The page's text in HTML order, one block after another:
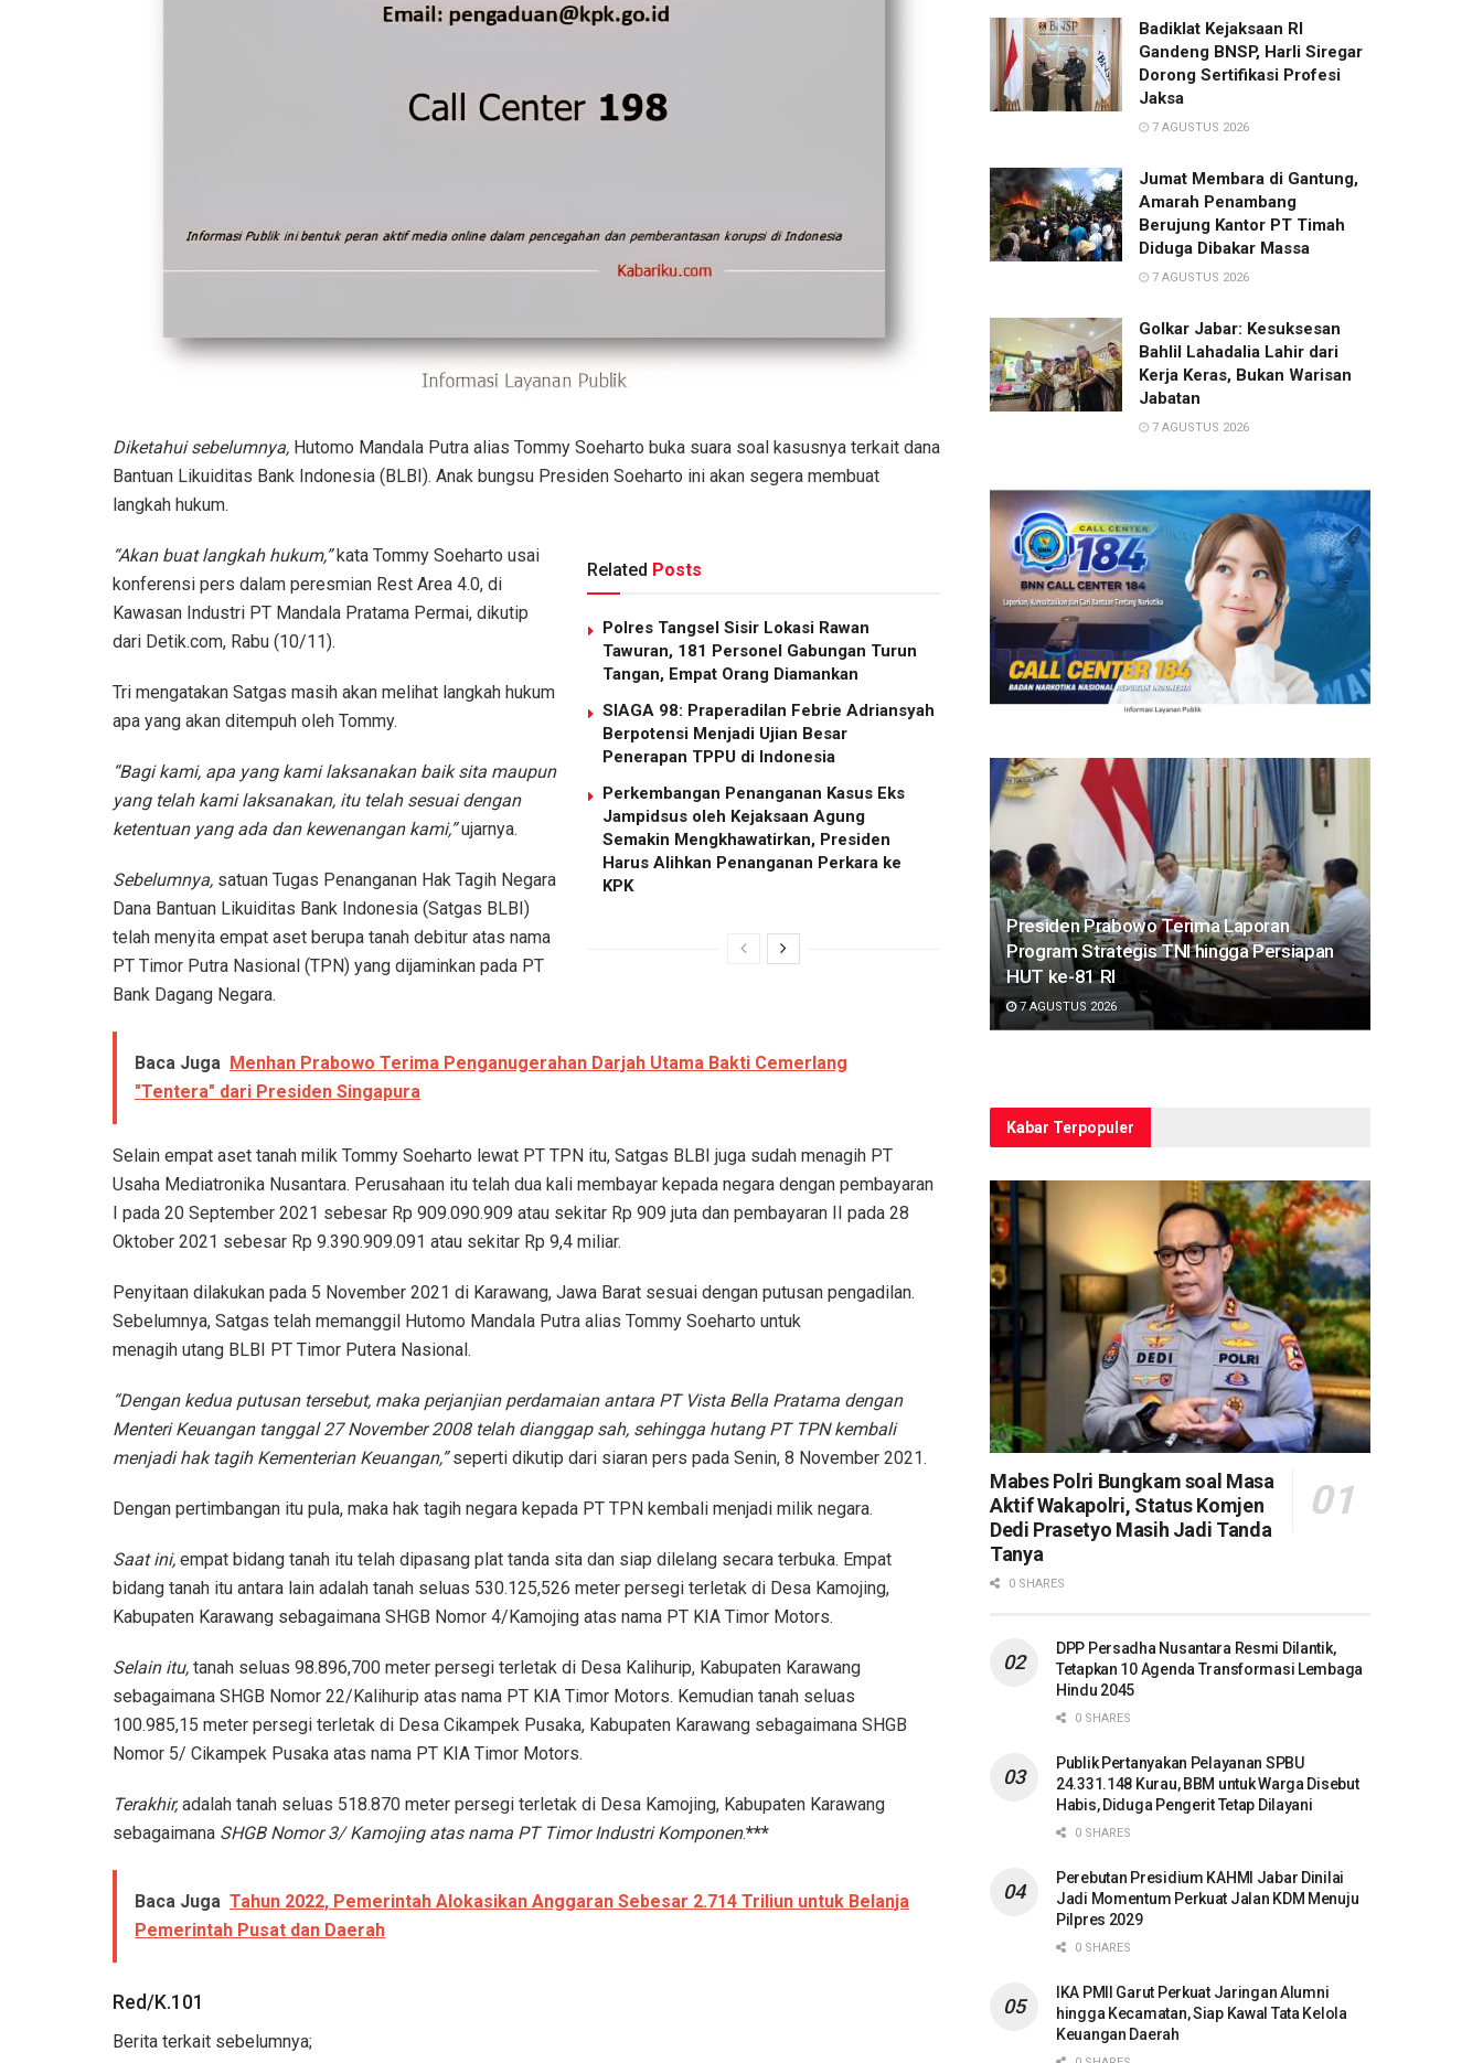
Diketahui sebelumnya, Hutomo Mandala Putra alias Tommy Soeharto buka suara soal kasusnya terkait dana
Bantuan Likuiditas Bank Indonesia (BLBI). Anak bungsu Presiden Soeharto ini akan segera membuat
langkah hukum.
Related Posts
Polres Tangsel Sisir Lokasi Rawan
Tawuran, 181 Personel Gabungan Turun
Tangan, Empat Orang Diamankan
SIAGA 98: Praperadilan Febrie Adriansyah
Berpotensi Menjadi Ujian Besar
Penerapan TPPU di Indonesia
Perkembangan Penanganan Kasus Eks
Jampidsus oleh Kejaksaan Agung
Semakin Mengkhawatirkan, Presiden
Harus Alihkan Penanganan Perkara ke
KPK
“Akan buat langkah hukum,”kata Tommy Soeharto usai
konferensi pers dalam peresmian Rest Area 4.0, di
Kawasan Industri PT Mandala Pratama Permai, dikutip
dari Detik.com, Rabu (10/11).
Tri mengatakan Satgas masih akan melihat langkah hukum
apa yang akan ditempuh oleh Tommy.
“Bagi kami, apa yang kami laksanakan baik sita maupun
yang telah kami laksanakan, itu telah sesuai dengan
ketentuan yang ada dan kewenangan kami,”ujarnya.
Sebelumnya, satuan Tugas Penanganan Hak Tagih Negara
Dana Bantuan Likuiditas Bank Indonesia (Satgas BLBI)
telah menyita empat aset berupa tanah debitur atas nama
PT Timor Putra Nasional (TPN) yang dijaminkan pada PT
Bank Dagang Negara.
Baca Juga Menhan Prabowo Terima Penganugerahan Darjah Utama Bakti Cemerlang
"Tentera" dari Presiden Singapura
Selain empat aset tanah milik Tommy Soeharto lewat PT TPN itu, Satgas BLBI juga sudah menagih PT
Usaha Mediatronika Nusantara. Perusahaan itu telah dua kali membayar kepada negara dengan pembayaran
I pada 20 September 2021 sebesar Rp 909.090.909 atau sekitar Rp 909 juta dan pembayaran II pada 28
Oktober 2021 sebesar Rp 9.390.909.091 atau sekitar Rp 9,4 miliar.
Penyitaan dilakukan pada 5 November 2021 di Karawang, Jawa Barat sesuai dengan putusan pengadilan.
Sebelumnya, Satgas telah memanggil Hutomo Mandala Putra alias Tommy Soeharto untuk
menagih utang BLBI PT Timor Putera Nasional.
“Dengan kedua putusan tersebut, maka perjanjian perdamaian antara PT Vista Bella Pratama dengan
Menteri Keuangan tanggal 27 November 2008 telah dianggap sah, sehingga hutang PT TPN kembali
menjadi hak tagih Kementerian Keuangan,”seperti dikutip dari siaran pers pada Senin, 8 November 2021.
Dengan pertimbangan itu pula, maka hak tagih negara kepada PT TPN kembali menjadi milik negara.
Saat ini, empat bidang tanah itu telah dipasang plat tanda sita dan siap dilelang secara terbuka. Empat
bidang tanah itu antara lain adalah tanah seluas 530.125,526 meter persegi terletak di Desa Kamojing,
Kabupaten Karawang sebagaimana SHGB Nomor 4/Kamojing atas nama PT KIA Timor Motors.
Selain itu, tanah seluas 98.896,700 meter persegi terletak di Desa Kalihurip, Kabupaten Karawang
sebagaimana SHGB Nomor 22/Kalihurip atas nama PT KIA Timor Motors. Kemudian tanah seluas
100.985,15 meter persegi terletak di Desa Cikampek Pusaka, Kabupaten Karawang sebagaimana SHGB
Nomor 5/ Cikampek Pusaka atas nama PT KIA Timor Motors.
Terakhir,adalah tanah seluas 518.870 meter persegi terletak di Desa Kamojing, Kabupaten Karawang
sebagaimana SHGB Nomor 3/ Kamojing atas nama PT Timor Industri Komponen.***
Baca Juga Tahun 2022, Pemerintah Alokasikan Anggaran Sebesar 2.714 Triliun untuk Belanja
Pemerintah Pusat dan Daerah
Red/K.101
Berita terkait sebelumnya;
Badiklat Kejaksaan RI
Gandeng BNSP, Harli Siregar
Dorong Sertifikasi Profesi
Jaksa
7 AGUSTUS 2026
Jumat Membara di Gantung,
Amarah Penambang
Berujung Kantor PT Timah
Diduga Dibakar Massa
7 AGUSTUS 2026
Golkar Jabar: Kesuksesan
Bahlil Lahadalia Lahir dari
Kerja Keras, Bukan Warisan
Jabatan
7 AGUSTUS 2026
Presiden Prabowo Terima Laporan
Program Strategis TNI hingga Persiapan
HUT ke-81 RI
7 AGUSTUS 2026
Kabar Terpopuler
Mabes Polri Bungkam soal Masa
Aktif Wakapolri, Status Komjen
Dedi Prasetyo Masih Jadi Tanda
Tanya
0 SHARES
DPP Persadha Nusantara Resmi Dilantik,
Tetapkan 10 Agenda Transformasi Lembaga
Hindu 2045
0 SHARES
Publik Pertanyakan Pelayanan SPBU
24.331.148 Kurau, BBM untuk Warga Disebut
Habis, Diduga Pengerit Tetap Dilayani
0 SHARES
Perebutan Presidium KAHMI Jabar Dinilai
Jadi Momentum Perkuat Jalan KDM Menuju
Pilpres 2029
0 SHARES
IKA PMII Garut Perkuat Jaringan Alumni
hingga Kecamatan, Siap Kawal Tata Kelola
Keuangan Daerah